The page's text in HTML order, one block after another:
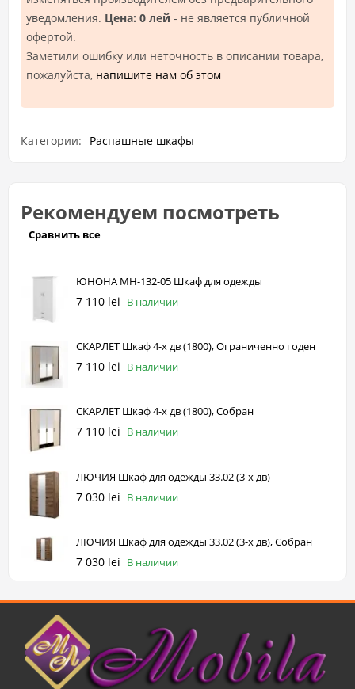
уведомления. Цена: 0 лей - не является публичной
офертой.
Заметили ошибку или неточность в описании товара,
пожалуйста, напишите нам об этом
Категории: Распашные шкафы
Рекомендуем посмотреть
Сравнить все
ЮНОНА МН-132-05 Шкаф для одежды
7 110 lei В наличии
СКАРЛЕТ Шкаф 4-х дв (1800), Ограниченно годен
7 110 lei В наличии
СКАРЛЕТ Шкаф 4-х дв (1800), Собран
7 110 lei В наличии
ЛЮЧИЯ Шкаф для одежды 33.02 (3-х дв)
7 030 lei В наличии
ЛЮЧИЯ Шкаф для одежды 33.02 (3-х дв), Собран
7 030 lei В наличии